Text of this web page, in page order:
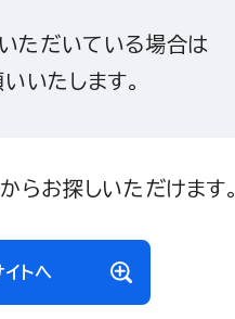
ただいている場合は
いたします。
らお探しいただけます。
トへ